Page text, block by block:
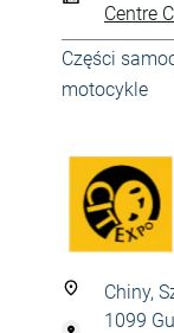
Centre
Części
motocykle
Chiny,
1099